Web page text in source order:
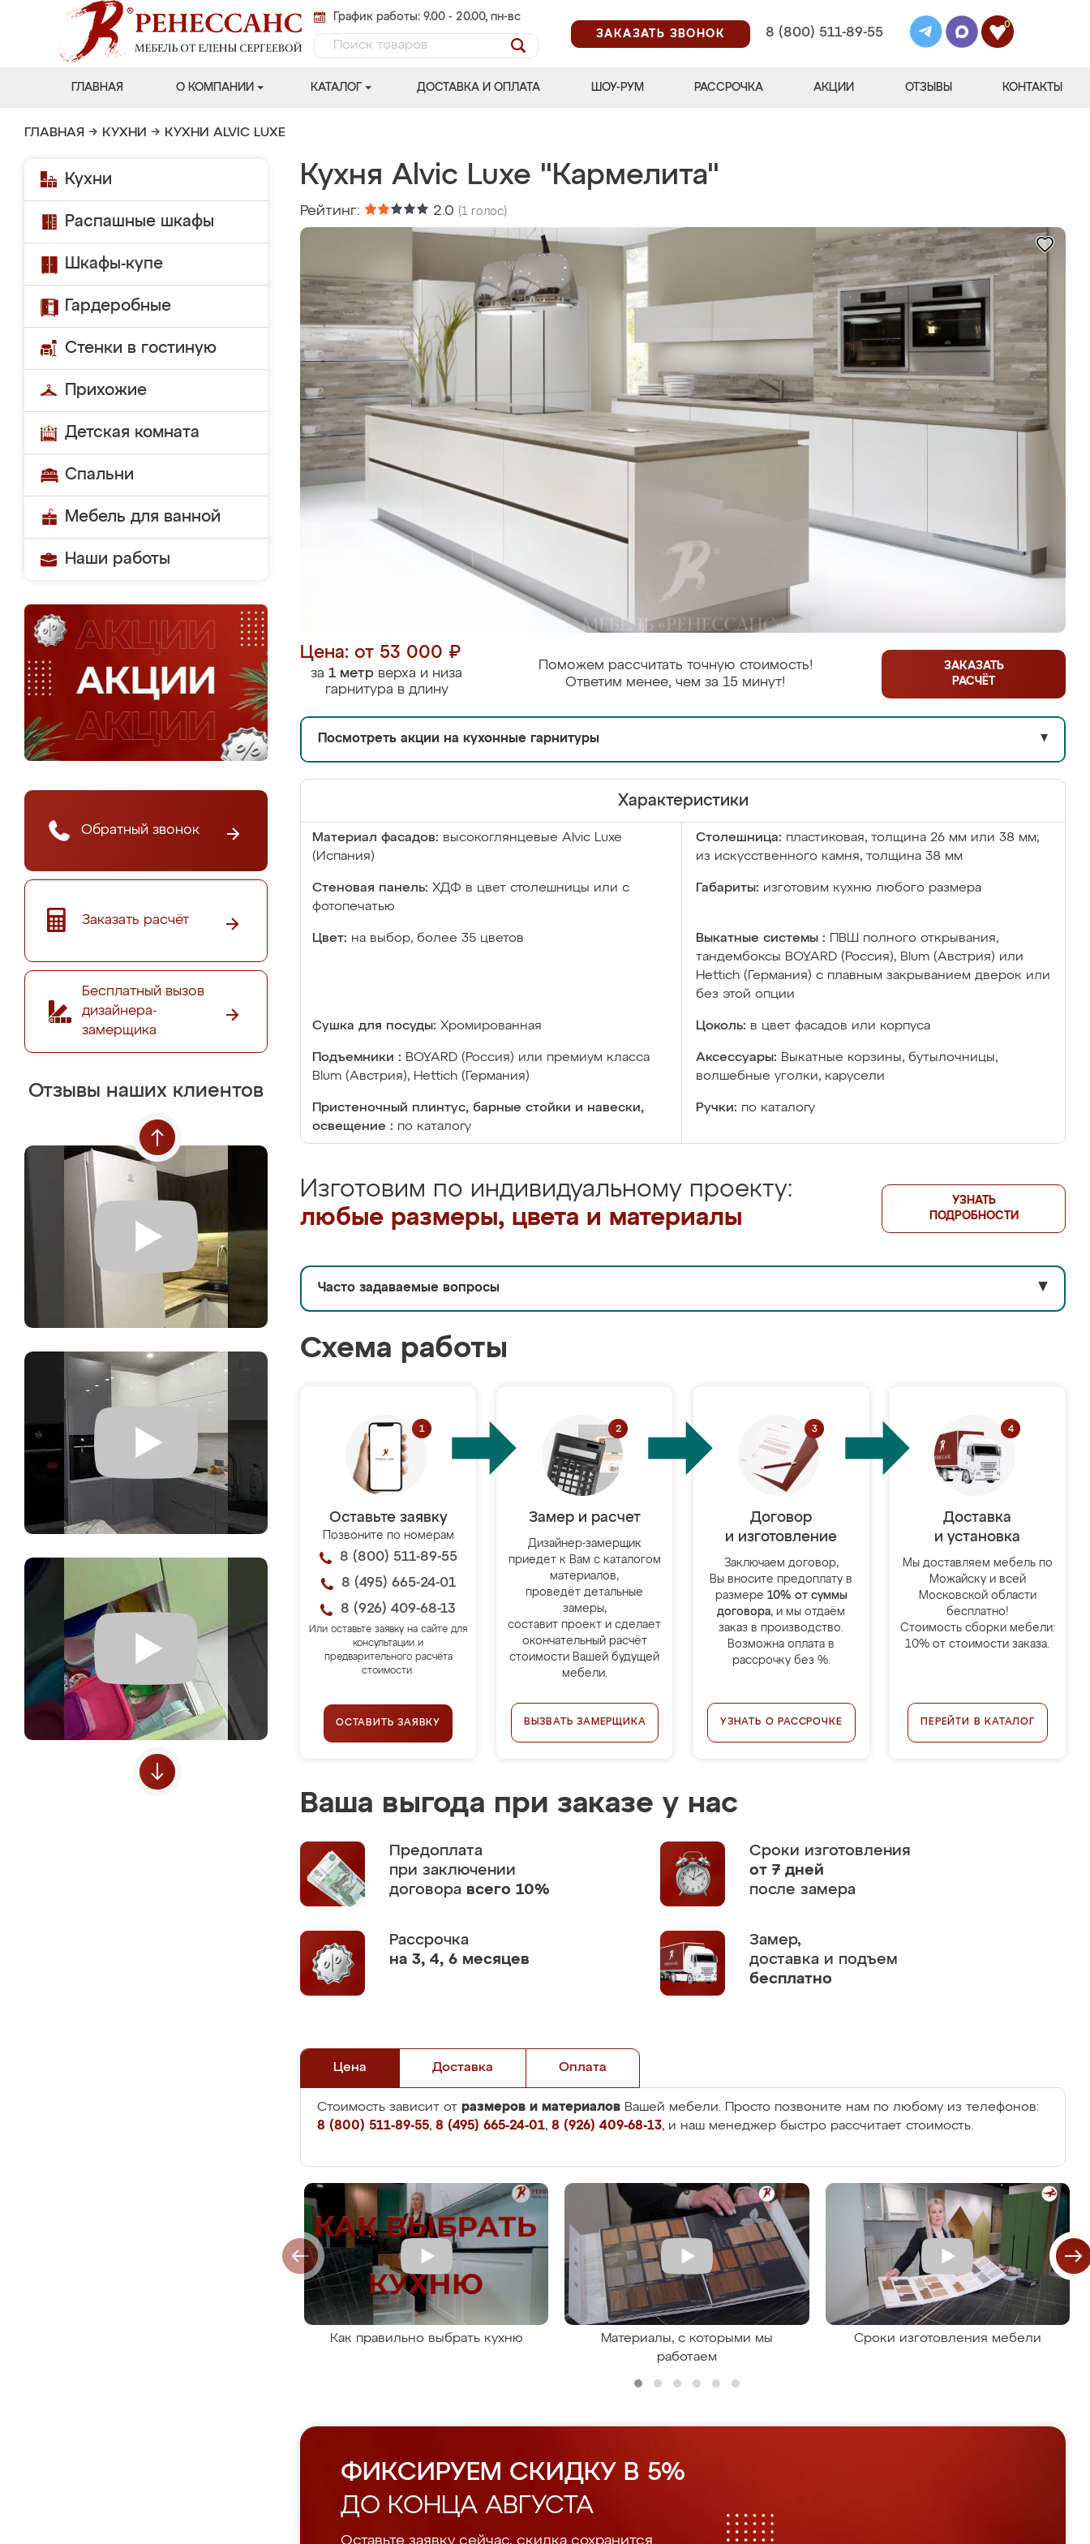
График работы: 9.00 - 20.00, пн-вс
ЗАКАЗАТЬ ЗВОНОК
8 (800) 511-89-55
0
ГЛАВНАЯ О КОМПАНИИ КАТАЛОГ ДОСТАВКА И ОПЛАТА ШОУ-РУМ РАССРОЧКА АКЦИИ ОТЗЫВЫ КОНТАКТЫ
ГЛАВНАЯ → КУХНИ → КУХНИ ALVIC LUXE
Кухни
Распашные шкафы
Шкафы-купе
Гардеробные
Стенки в гостиную
Прихожие
Детская комната
Спальни
Мебель для ванной
Наши работы
Обратный звонок
Заказать расчёт
Бесплатный вызов
дизайнера-
замерщика
Отзывы наших клиентов
Кухня Alvic Luxe "Кармелита"
Рейтинг: 2.0 (1 голос)
Цена: от 53 000 ₽
за 1 метр верха и низа
гарнитура в длину
Поможем рассчитать точную стоимость!
Ответим менее, чем за 15 минут!
ЗАКАЗАТЬ
РАСЧЁТ
Посмотреть акции на кухонные гарнитуры ▼
Характеристики
Материал фасадов: высокоглянцевые Аlvic Luxe
(Испания)
Столешница: пластиковая, толщина 26 мм или 38 мм;
из искусственного камня, толщина 38 мм
Стеновая панель: ХДФ в цвет столешницы или с
фотопечатью
Габариты: изготовим кухню любого размера
Цвет: на выбор, более 35 цветов Выкатные системы :
ПВШ полного открывания,
тандембоксы BOYARD (Россия), Blum (Австрия) или
Hettich (Германия) с плавным закрыванием дверок или
без этой опции
Сушка для посуды: Хромированная Цоколь: в цвет фасадов или корпуса
Подъемники : BOYARD (Россия) или премиум класса
Blum (Австрия), Hettich (Германия)
Аксессуары: Выкатные корзины, бутылочницы,
волшебные уголки, карусели
Пристеночный плинтус, барные стойки и навески,
освещение : по каталогу
Ручки: по каталогу
Изготовим по индивидуальному проекту:
любые размеры, цвета и материалы
УЗНАТЬ
ПОДРОБНОСТИ
Часто задаваемые вопросы ▼
Схема работы
Оставьте заявку
Позвоните по номерам
8 (800) 511-89-55
8 (495) 665-24-01
8 (926) 409-68-13
Или оставьте заявку на сайте для
консультации и
предварительного расчёта
стоимости.
ОСТАВИТЬ ЗАЯВКУ
Замер и расчет
Дизайнер-замерщик
приедет к Вам с каталогом
материалов,
проведёт детальные
замеры,
составит проект и сделает
окончательный расчёт
стоимости Вашей будущей
мебели.
ВЫЗВАТЬ ЗАМЕРЩИКА
Договор
и изготовление
Заключаем договор,
Вы вносите предоплату в
размере 10% от суммы
договора, и мы отдаём
заказ в производство.
Возможна оплата в
рассрочку без %.
УЗНАТЬ О РАССРОЧКЕ
Доставка
и установка
Мы доставляем мебель по
Можайску и всей
Московской области
бесплатно!
Стоимость сборки мебели:
10% от стоимости заказа.
ПЕРЕЙТИ В КАТАЛОГ
Ваша выгода при заказе у нас
Предоплата
при заключении
договора всего 10%
Сроки изготовления
от 7 дней
после замера
Рассрочка
на 3, 4, 6 месяцев
Замер,
доставка и подъем
бесплатно
Цена Доставка Оплата
Стоимость зависит от размеров и материалов Вашей мебели. Просто позвоните нам по любому из телефонов:
8 (800) 511-89-55, 8 (495) 665-24-01, 8 (926) 409-68-13, и наш менеджер быстро рассчитает стоимость.
Как правильно выбрать кухню
Материалы, с которыми мы
работаем
Сроки изготовления мебели
ФИКСИРУЕМ СКИДКУ В 5%
ДО КОНЦА АВГУСТА
Оставьте заявку сейчас, скидка сохранится.